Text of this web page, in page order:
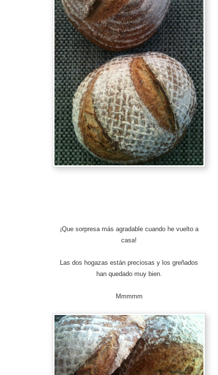
¡Que sorpresa más agradable cuando he vuelto a
casa!
Las dos hogazas están preciosas y los greñados
han quedado muy bien.
Mmmmm